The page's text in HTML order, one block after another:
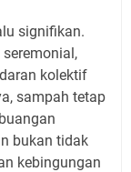
signifikan.
kolektif
sampah tetap
bukan tidak
kebingungan